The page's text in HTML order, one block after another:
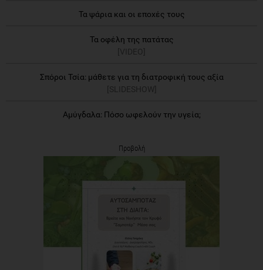
Τα ψάρια και οι εποχές τους
Τα οφέλη της πατάτας
[VIDEO]
Σπόροι Τσία: μάθετε για τη διατροφική τους αξία
[SLIDESHOW]
Αμύγδαλα: Πόσο ωφελούν την υγεία;
Προβολή